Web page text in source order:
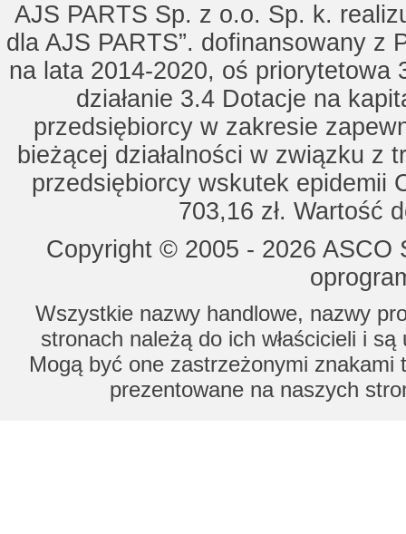
AJS PARTS Sp. z o.o. Sp. k.
dla AJS PARTS”. dofinansowany z
na lata 2014-2020, oś priorytetowa
działanie 3.4 Dotacje na
przedsiębiorcy w zakresie
bieżącej działalności w związku z
przedsiębiorcy wskutek epidemii
703,16 zł. Wartość
Copyright © 2005 - 2026
Wszystkie nazwy handlowe, nazwy
stronach należą do ich właścicieli i
Mogą być one zastrzeżonymi znakami
prezentowane na naszych